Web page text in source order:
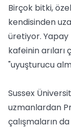
Birçok bitki,
kendisinden
üretiyor.
kafeinin
"uyuşturucu
Sussex
uzmanlardan
çalışmaların